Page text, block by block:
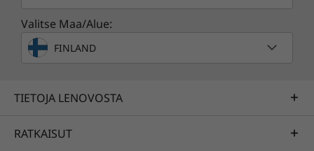
Valitse Maa/Alue:
FINLAND
TIETOJA LENOVOSTA
RATKAISUT